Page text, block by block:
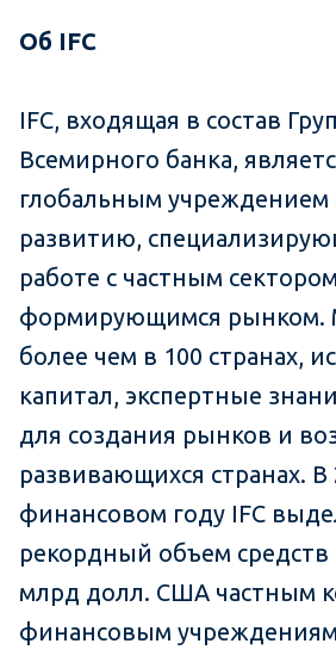
Об IFC
IFC, входящая в состав
Всемирного банка,
глобальным учреждением
развитию,
работе с частным
формирующимся рынком.
более чем в 100 странах,
капитал, экспертные
для создания рынков и
развивающихся странах. В
финансовом году IFC
рекордный объем средств
млрд долл. США частным
финансовым